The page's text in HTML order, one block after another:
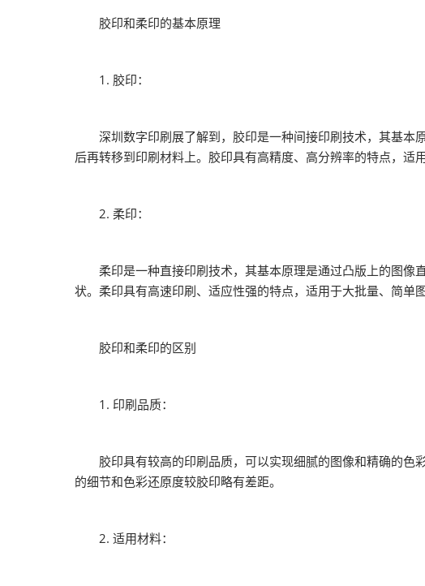
胶印和柔印的基本原理
1. 胶印：
深圳数字印刷展了解到，胶印是一种间接印刷技术，其基本
后再转移到印刷材料上。胶印具有高精度、高分辨率的特点，适
2. 柔印：
柔印是一种直接印刷技术，其基本原理是通过凸版上的图像
状。柔印具有高速印刷、适应性强的特点，适用于大批量、简单
胶印和柔印的区别
1. 印刷品质：
胶印具有较高的印刷品质，可以实现细腻的图像和精确的色
的细节和色彩还原度较胶印略有差距。
2. 适用材料：